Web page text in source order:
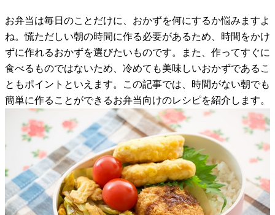
お弁当は毎日のことだけに、おかずを何にするか悩みますよ
ね。慌ただしい朝の時間に作る必要があるため、時間をかけ
ずに作れるおかずを選びたいものです。また、作ってすぐに
食べるものではないため、冷めても美味しいおかずであるこ
ともポイントといえます。この記事では、時間がない朝でも
簡単に作ることができるお弁当向けのレシピを紹介します。